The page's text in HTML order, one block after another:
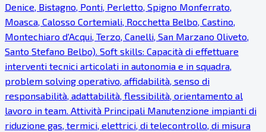
Denice, Bistagno, Ponti, Perletto, Spigno Monferrato,
Moasca, Calosso Cortemiali, Rocchetta Belbo, Castino,
Montechiaro d'Acqui, Terzo, Canelli, San Marzano Oliveto,
Santo Stefano Belbo). Soft skills: Capacità di effettuare
interventi tecnici articolati in autonomia e in squadra,
problem solving operativo, affidabilità, senso di
responsabilità, adattabilità, flessibilità, orientamento al
lavoro in team. Attività Principali Manutenzione impianti di
riduzione gas, termici, elettrici, di telecontrollo, di misura